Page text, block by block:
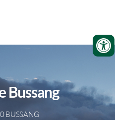
Bussang
BUSSANG